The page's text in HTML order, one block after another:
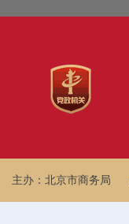
主办：北京市商务局